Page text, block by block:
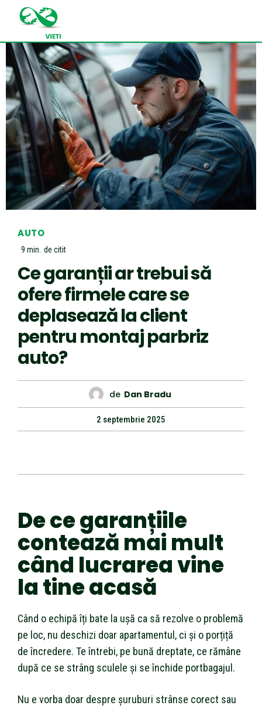
AUTO
9 min. de citit
Ce garanții ar trebui să
ofere firmele care se
deplasează la client
pentru montaj parbriz
auto?
de Dan Bradu
2 septembrie 2025
De ce garanțiile
contează mai mult
când lucrarea vine
la tine acasă
Când o echipă îți bate la ușă ca să rezolve o problemă
pe loc, nu deschizi doar apartamentul, ci și o porțiță
de încredere. Te întrebi, pe bună dreptate, ce rămâne
după ce se strâng sculele și se închide portbagajul.
Nu e vorba doar despre șuruburi strânse corect sau